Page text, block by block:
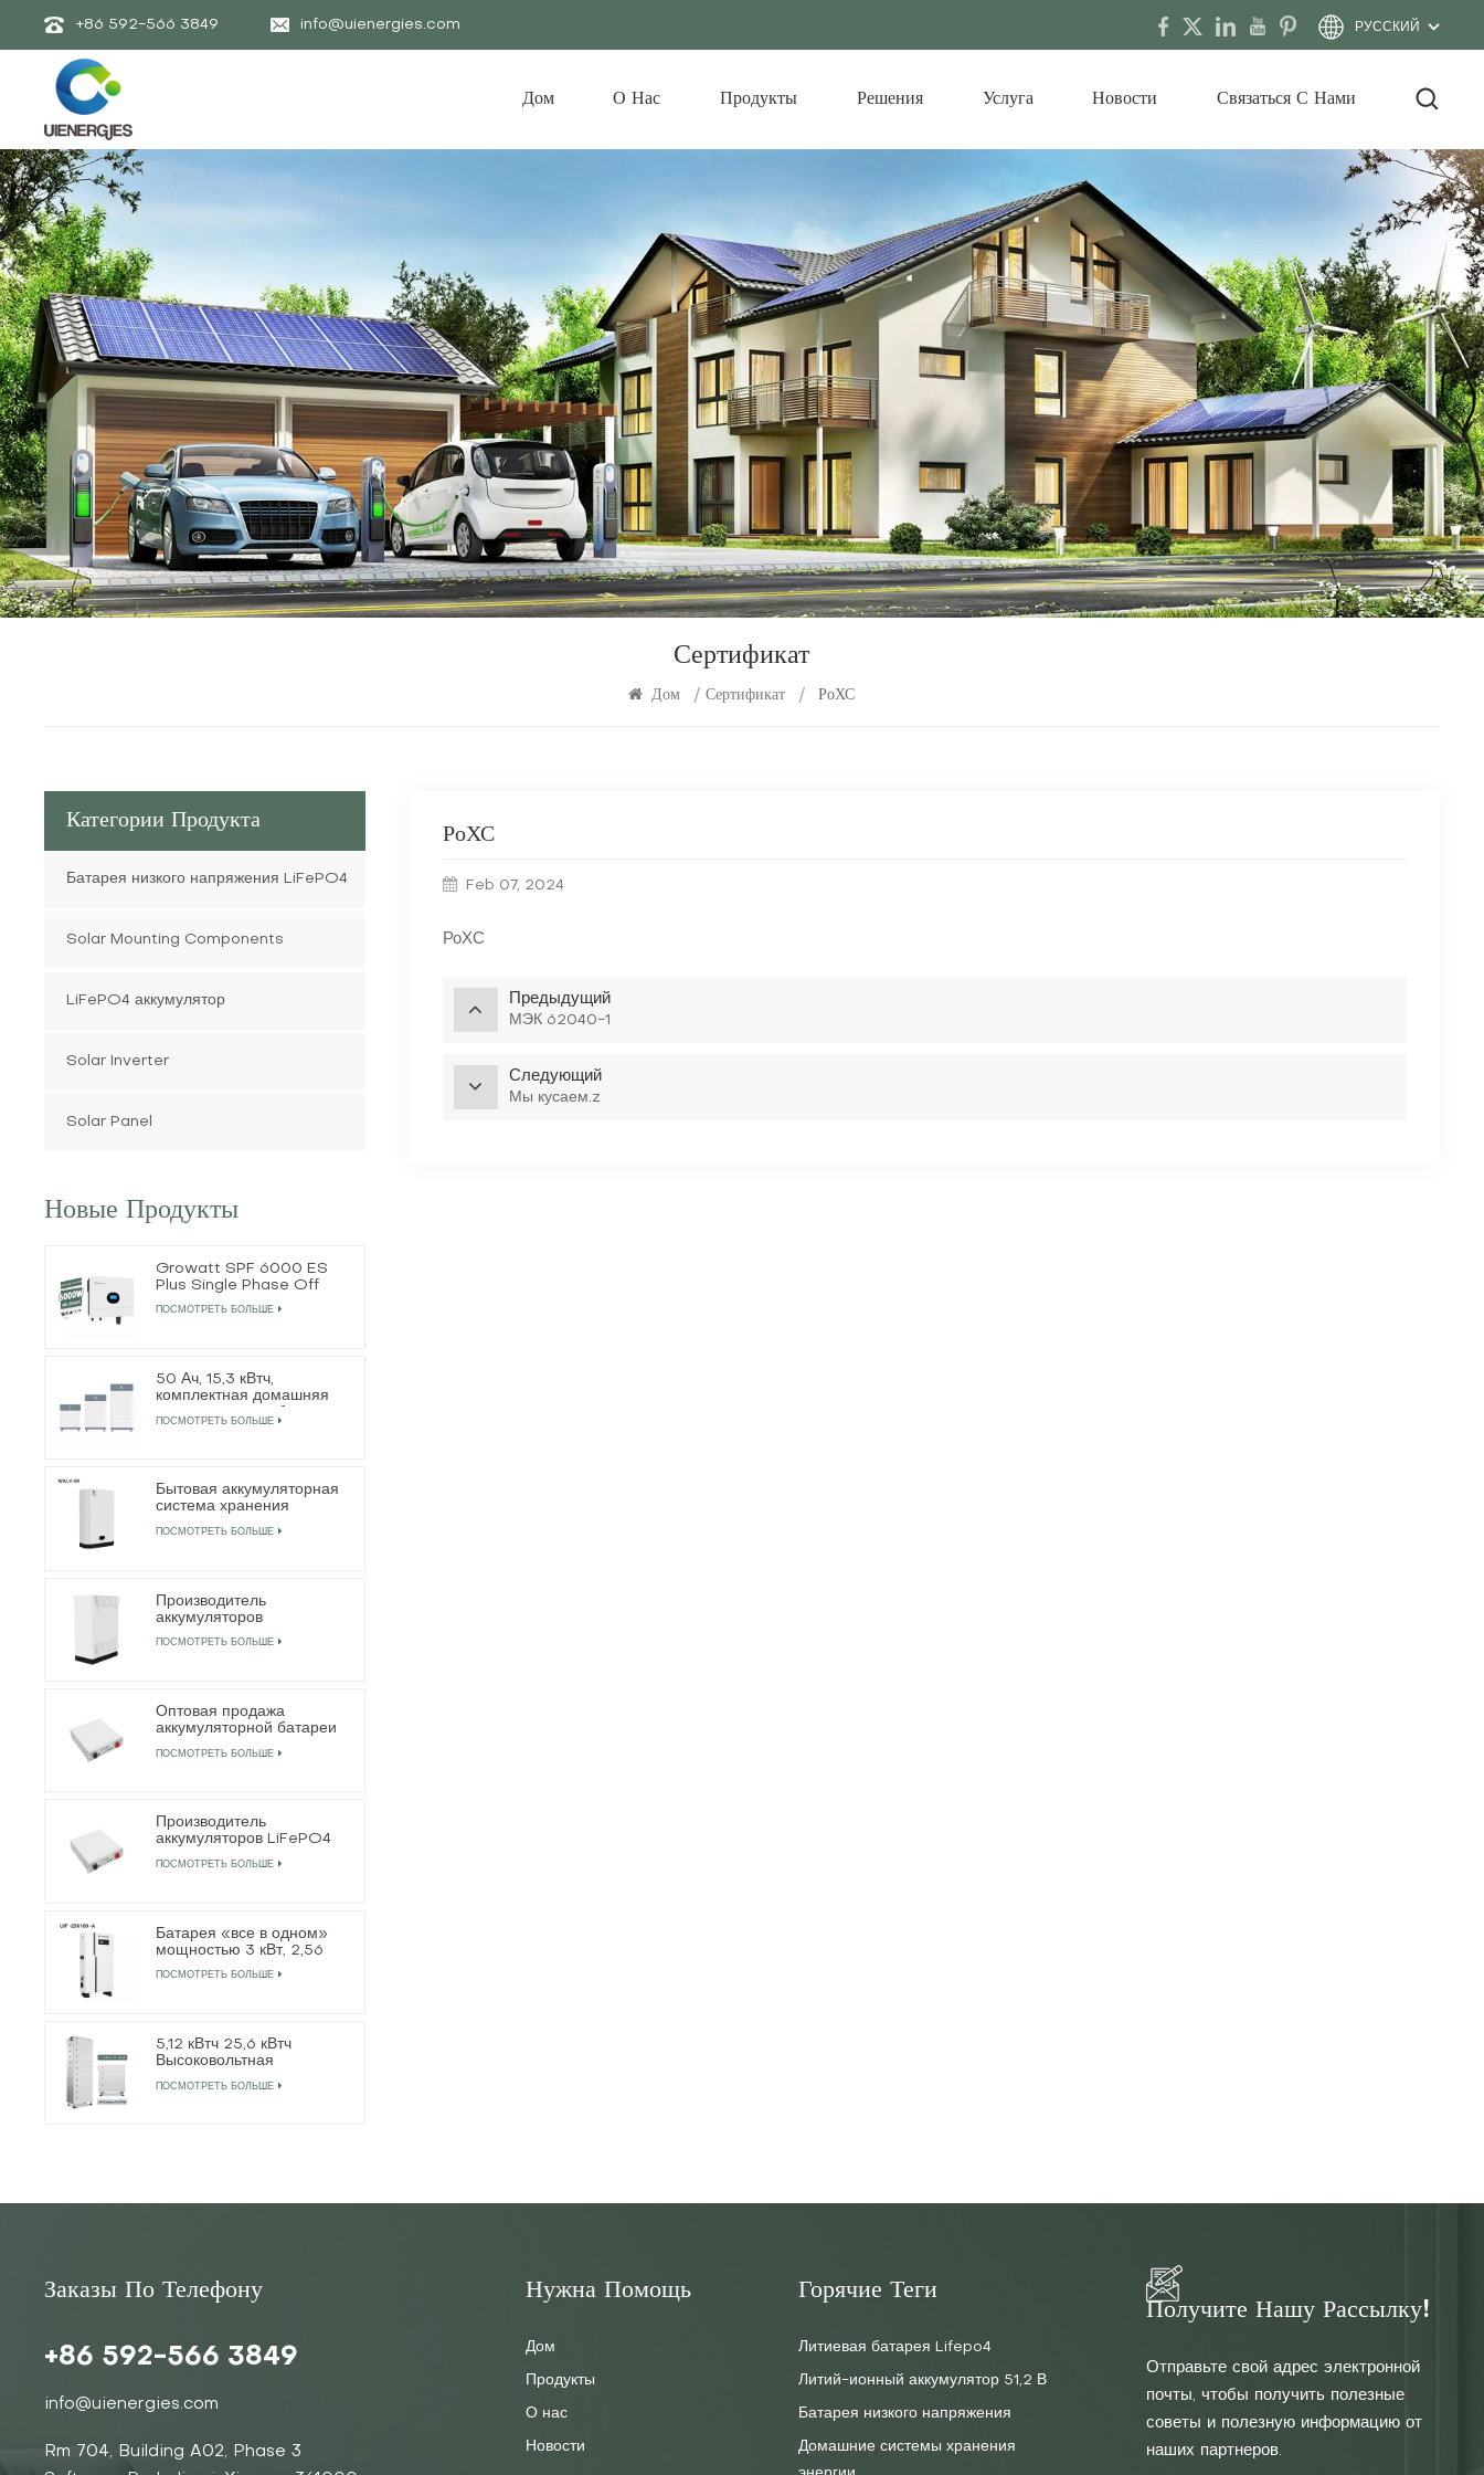
+86 592-566 3849 info@uienergies.com РУССКИЙ
Дом О Нас Продукты Решения Услуга Новости Связаться С Нами
Сертификат
Дом / Сертификат / РоХС
РоХС
Feb 07, 2024
РоХС
Предыдущий
МЭК 62040-1
Следующий
Мы кусаем.z
Категории Продукта
Батарея низкого напряжения LiFePO4
Solar Mounting Components
LiFePO4 аккумулятор
Solar Inverter
Solar Panel
Новые Продукты
Growatt SPF 6000 ES
Plus Single Phase Off
Grid Solar Inverter
ПОСМОТРЕТЬ БОЛЬШЕ
50 Ач, 15,3 кВтч,
комплектная домашняя
ПОСМОТРЕТЬ БОЛЬШЕ
Бытовая аккумуляторная
система хранения
ПОСМОТРЕТЬ БОЛЬШЕ
Производитель
аккумуляторов
Powerwall LiFePO4 51,2
ПОСМОТРЕТЬ БОЛЬШЕ
Оптовая продажа
аккумуляторной батареи
энергии
ПОСМОТРЕТЬ БОЛЬШЕ
Производитель
аккумуляторов LiFePO4
ПОСМОТРЕТЬ БОЛЬШЕ
Батарея «все в одном»
мощностью 3 кВт, 2,56
кВтч с автономным
ПОСМОТРЕТЬ БОЛЬШЕ
5,12 кВтч 25,6 кВтч
Высоковольтная
батарея
ПОСМОТРЕТЬ БОЛЬШЕ
Заказы По Телефону
+86 592-566 3849
info@uienergies.com
Rm 704, Building A02, Phase 3
Нужна Помощь
Дом
Продукты
О нас
Новости
Горячие Теги
Литиевая батарея Lifepo4
Литий-ионный аккумулятор 51,2 В
Батарея низкого напряжения
Домашние системы хранения
Получите Нашу Рассылку!
Отправьте свой адрес электронной
почты, чтобы получить полезные
советы и полезную информацию от
наших партнеров.